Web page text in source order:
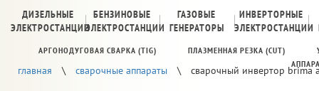
ДИЗЕЛЬНЫЕ
ЭЛЕКТРОСТАНЦИИ
БЕНЗИНОВЫЕ
ЭЛЕКТРОСТАНЦИИ
ГАЗОВЫЕ
ГЕНЕРАТОРЫ
ИНВЕРТОРНЫЕ
ЭЛЕКТРОСТАНЦИИ
АРГОНОДУГОВАЯ СВАРКА (TIG) ПЛАЗМЕННАЯ РЕЗКА (CUT)
главная \ cварочные аппараты \ сварочный инвертор brima